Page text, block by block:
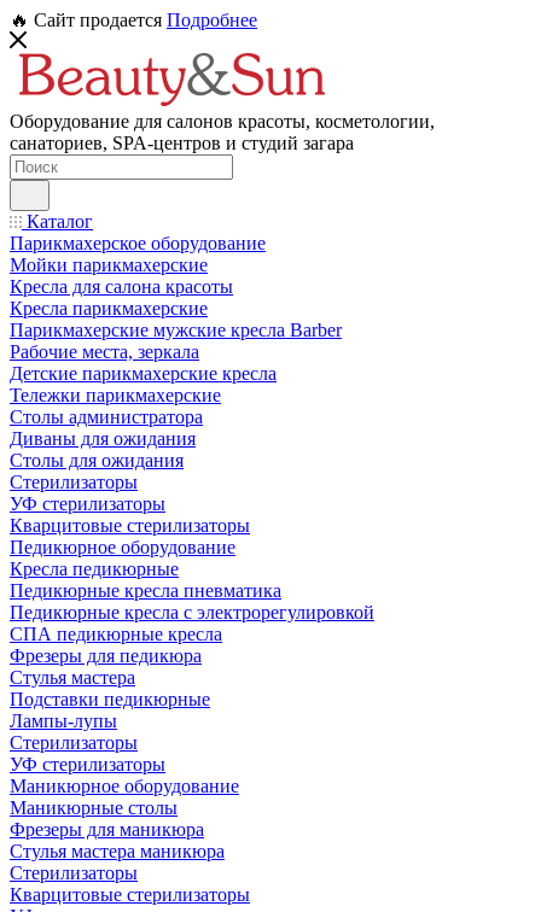
🔥 Сайт продается Подробнее
Оборудование для салонов красоты, косметологии,
санаториев, SPA-центров и студий загара
Каталог
Парикмахерское оборудование
Мойки парикмахерские
Кресла для салона красоты
Кресла парикмахерские
Парикмахерские мужские кресла Barber
Рабочие места, зеркала
Детские парикмахерские кресла
Тележки парикмахерские
Столы администратора
Диваны для ожидания
Столы для ожидания
Стерилизаторы
УФ стерилизаторы
Кварцитовые стерилизаторы
Педикюрное оборудование
Кресла педикюрные
Педикюрные кресла пневматика
Педикюрные кресла с электрорегулировкой
СПА педикюрные кресла
Фрезеры для педикюра
Стулья мастера
Подставки педикюрные
Лампы-лупы
Стерилизаторы
УФ стерилизаторы
Маникюрное оборудование
Маникюрные столы
Фрезеры для маникюра
Стулья мастера маникюра
Стерилизаторы
Кварцитовые стерилизаторы